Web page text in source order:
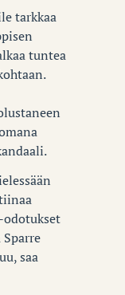
tarkkaa
tuntea
saa